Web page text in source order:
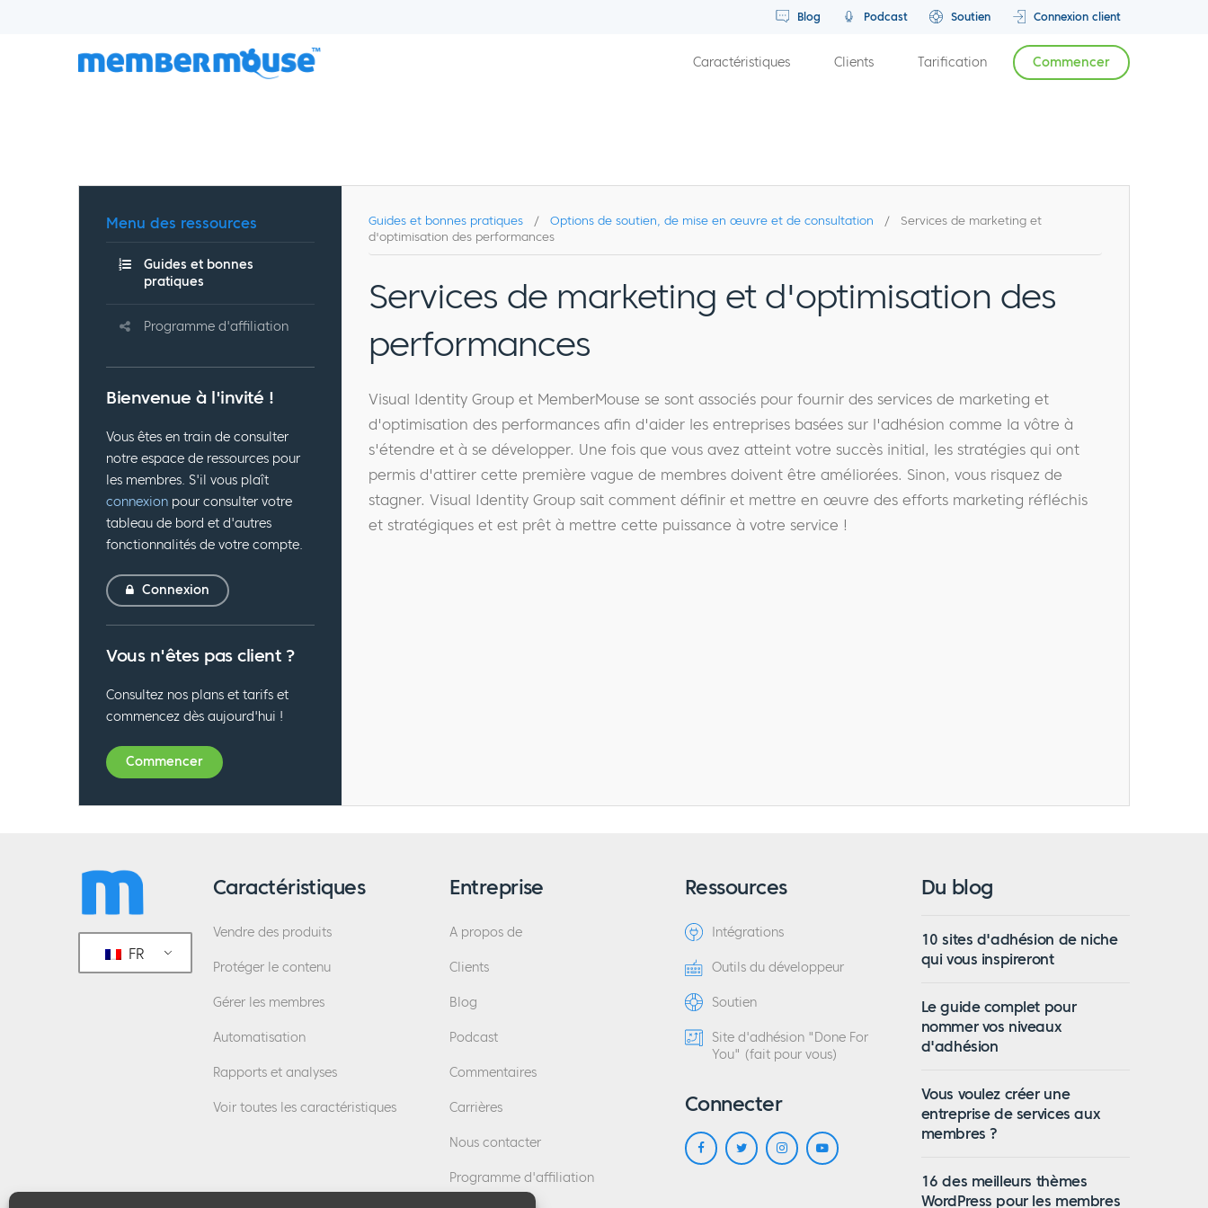
Blog Podcast Soutien Connexion client
Caractéristiques Clients Tarification Commencer
Menu des ressources
Guides et bonnes
pratiques
Programme d'affiliation
Bienvenue à l'invité !
Vous êtes en train de consulter
notre espace de ressources pour
les membres. S'il vous plaît
connexion pour consulter votre
tableau de bord et d'autres
fonctionnalités de votre compte.
Connexion
Vous n'êtes pas client ?
Consultez nos plans et tarifs et
commencez dès aujourd'hui !
Commencer
Guides et bonnes pratiques / Options de soutien, de mise en œuvre et de consultation / Services de marketing et
d'optimisation des performances
Services de marketing et d'optimisation des
performances
Visual Identity Group et MemberMouse se sont associés pour fournir des services de marketing et
d'optimisation des performances afin d'aider les entreprises basées sur l'adhésion comme la vôtre à
s'étendre et à se développer. Une fois que vous avez atteint votre succès initial, les stratégies qui ont
permis d'attirer cette première vague de membres doivent être améliorées. Sinon, vous risquez de
stagner. Visual Identity Group sait comment définir et mettre en œuvre des efforts marketing réfléchis
et stratégiques et est prêt à mettre cette puissance à votre service !
FR
Caractéristiques
Vendre des produits
Protéger le contenu
Gérer les membres
Automatisation
Rapports et analyses
Voir toutes les caractéristiques
Entreprise
A propos de
Clients
Blog
Podcast
Commentaires
Carrières
Nous contacter
Programme d'affiliation
Ressources
Intégrations
Outils du développeur
Soutien
Site d'adhésion "Done For
You" (fait pour vous)
Connecter
Du blog
10 sites d'adhésion de niche
qui vous inspireront
Le guide complet pour
nommer vos niveaux
d'adhésion
Vous voulez créer une
entreprise de services aux
membres ?
16 des meilleurs thèmes
WordPress pour les membres